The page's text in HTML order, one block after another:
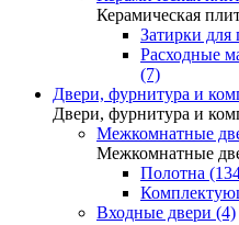
Керамическая
Затирки для
Расходные
(7)
Двери, фурнитура и
Двери, фурнитура и
Межкомнатные
Межкомнатные
Полотна
Входные двери (4)